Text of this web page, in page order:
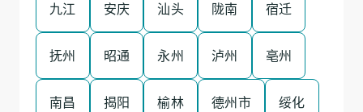
九江 安庆 汕头 陇南 宿迁
抚州 昭通 永州 泸州 亳州
南昌 揭阳 榆林 德州市 绥化